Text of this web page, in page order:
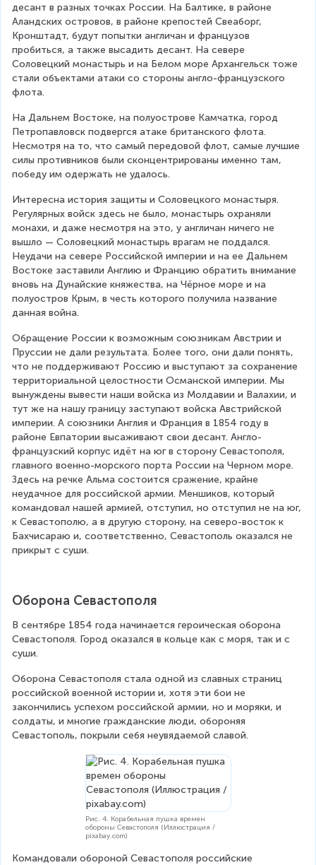
десант в разных точках России. На Балтике, в районе
Аландских островов, в районе крепостей Свеаборг,
Кронштадт, будут попытки англичан и французов
пробиться, а также высадить десант. На севере
Соловецкий монастырь и на Белом море Архангельск тоже
стали объектами атаки со стороны англо-французского
флота.
На Дальнем Востоке, на полуострове Камчатка, город
Петропавловск подвергся атаке британского флота.
Несмотря на то, что самый передовой флот, самые лучшие
силы противников были сконцентрированы именно там,
победу им одержать не удалось.
Интересна история защиты и Соловецкого монастыря.
Регулярных войск здесь не было, монастырь охраняли
монахи, и даже несмотря на это, у англичан ничего не
вышло — Соловецкий монастырь врагам не поддался.
Неудачи на севере Российской империи и на ее Дальнем
Востоке заставили Англию и Францию обратить внимание
вновь на Дунайские княжества, на Чёрное море и на
полуостров Крым, в честь которого получила название
данная война.
Обращение России к возможным союзникам Австрии и
Пруссии не дали результата. Более того, они дали понять,
что не поддерживают Россию и выступают за сохранение
территориальной целостности Османской империи. Мы
вынуждены вывести наши войска из Молдавии и Валахии, и
тут же на нашу границу заступают войска Австрийской
империи. А союзники Англия и Франция в 1854 году в
районе Евпатории высаживают свои десант. Англо-
французский корпус идёт на юг в сторону Севастополя,
главного военно-морского порта России на Черном море.
Здесь на речке Альма состоится сражение, крайне
неудачное для российской армии. Меншиков, который
командовал нашей армией, отступил, но отступил не на юг,
к Севастополю, а в другую сторону, на северо-восток к
Бахчисараю и, соответственно, Севастополь оказался не
прикрыт с суши.
Оборона Севастополя
В сентябре 1854 года начинается героическая оборона
Севастополя. Город оказался в кольце как с моря, так и с
суши.
Оборона Севастополя стала одной из славных страниц
российской военной истории и, хотя эти бои не
закончились успехом российской армии, но и моряки, и
солдаты, и многие гражданские люди, обороняя
Севастополь, покрыли себя неувядаемой славой.
Рис. 4. Корабельная пушка времен
обороны Севастополя (Иллюстрация /
pixabay.com)
Командовали обороной Севастополя российские